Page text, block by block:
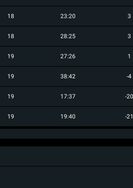
18 23:20 3
18 28:25 3
19 27:26 1
19 38:42 -4
19 17:37 -20
19 19:40 -21